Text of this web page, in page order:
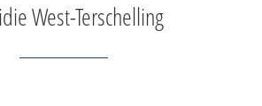
West-Terschelling